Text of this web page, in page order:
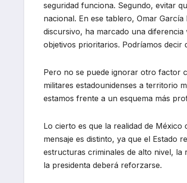
seguridad funciona. Segundo, evitar
nacional. En ese tablero, Omar
discursivo, ha marcado una
objetivos prioritarios. Podríamos decir
Pero no se puede ignorar otro factor
militares estadounidenses a territorio
estamos frente a un esquema más
Lo cierto es que la realidad de
mensaje es distinto, ya que el Estado
estructuras criminales de alto nivel,
la presidenta deberá reforzarse.